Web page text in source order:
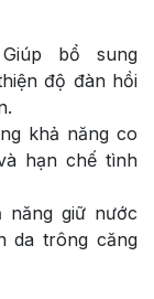
bổ sung
độ đàn hồi
khả năng co
hạn chế tình
năng giữ nước
da trông căng